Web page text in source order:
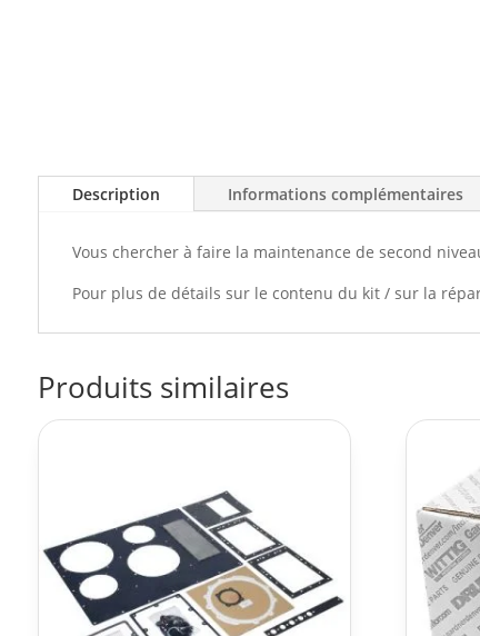
Description Informations complémentaires
Vous chercher à faire la maintenance de second
Pour plus de détails sur le contenu du kit / sur la
Produits similaires